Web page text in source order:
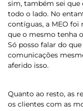
sim, também sei que
todo o lado. No
contíguas, a MEO foi
que o mesmo tenha
Só posso falar do
comunicações
aferido isso.
Quanto ao resto, as
os clientes com as